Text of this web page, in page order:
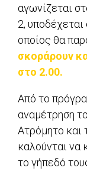
αγωνίζεται
2,
οποίος θα
σκοράρουν
στο 2.00.
Από το
αναμέτρηση
Ατρόμητο και
καλούνται να
το γήπεδό